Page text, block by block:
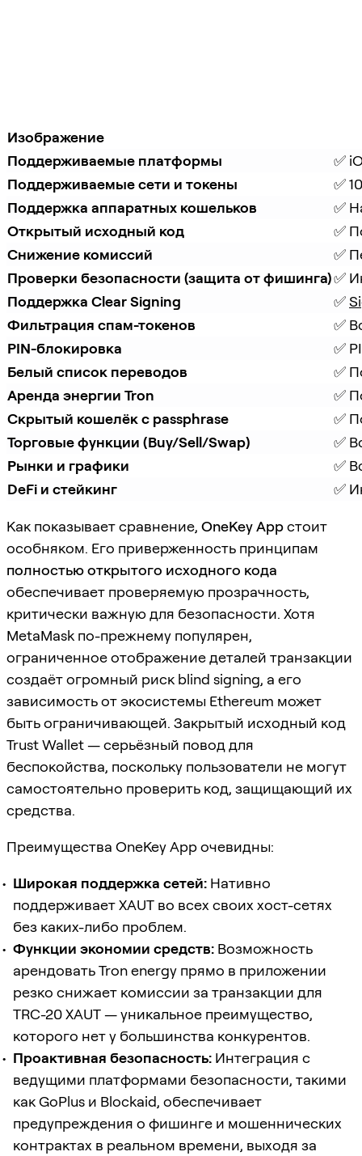
Изображение
Поддерживаемые платформы
✅
Поддерживаемые сети и токены
✅
Поддержка аппаратных кошельков
✅
Открытый исходный код
✅
Снижение комиссий
✅
Проверки безопасности (защита от фишинга)✅
Поддержка Clear Signing
✅
Фильтрация спам-токенов
✅
PIN-блокировка
✅
Белый список переводов
✅
Аренда энергии Tron
✅
Скрытый кошелёк с passphrase
✅
Торговые функции (Buy/Sell/Swap)
✅
Рынки и графики
✅
DeFi и стейкинг
✅
Как показывает сравнение, OneKey Appстоит
особняком. Его приверженность принципам
полностью открытого исходного кода
обеспечивает проверяемую прозрачность,
критически важную для безопасности. Хотя
MetaMask по-прежнему популярен,
ограниченное отображение деталей транзакции
создаёт огромный риск blind signing, а его
зависимость от экосистемы Ethereum может
быть ограничивающей. Закрытый исходный код
Trust Wallet — серьёзный повод для
беспокойства, поскольку пользователи не могут
самостоятельно проверить код, защищающий их
средства.
Преимущества OneKey App очевидны:
Широкая поддержка сетей: Нативно
поддерживает XAUT во всех своих хост-сетях
без каких-либо проблем.
Функции экономии средств: Возможность
арендовать Tron energy прямо в приложении
резко снижает комиссии за транзакции для
TRC-20 XAUT — уникальное преимущество,
которого нет у большинства конкурентов.
Проактивная безопасность: Интеграция с
ведущими платформами безопасности, такими
как GoPlus и Blockaid, обеспечивает
предупреждения о фишинге и мошеннических
контрактах в реальном времени, выходя за